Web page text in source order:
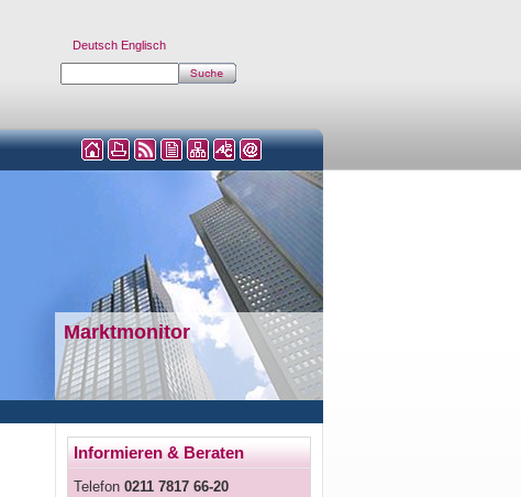
Deutsch Englisch
Marktmonitor
Informieren & Beraten
Telefon 0211 7817 66-20